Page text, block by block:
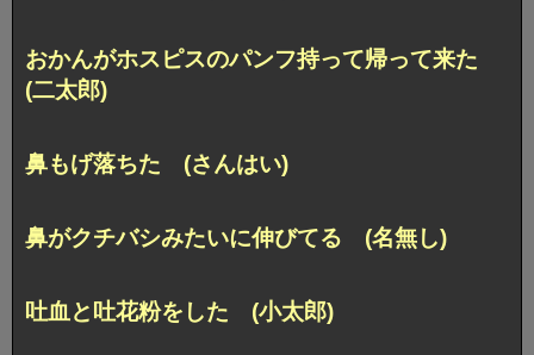
おかんがホスピスのパンフ持って帰って来た
(二太郎)
鼻もげ落ちた (さんはい)
鼻がクチバシみたいに伸びてる (名無し)
吐血と吐花粉をした (小太郎)